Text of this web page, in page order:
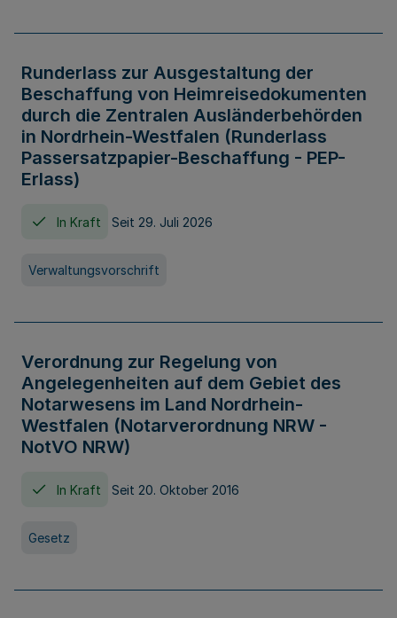
Runderlass zur Ausgestaltung der
Beschaffung von Heimreisedokumenten
durch die Zentralen Ausländerbehörden
in Nordrhein-Westfalen (Runderlass
Passersatzpapier-Beschaffung - PEP-
Erlass)
In Kraft Seit 29. Juli 2026
Verwaltungsvorschrift
Verordnung zur Regelung von
Angelegenheiten auf dem Gebiet des
Notarwesens im Land Nordrhein-
Westfalen (Notarverordnung NRW -
NotVO NRW)
In Kraft Seit 20. Oktober 2016
Gesetz